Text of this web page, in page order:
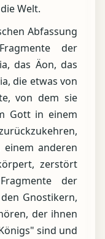
Welt.
Abfassung
der
das Äon, das
die etwas von
von dem sie
Gott in einem
anderen
zerstört
der
Gnostikern,
der ihnen
sind und